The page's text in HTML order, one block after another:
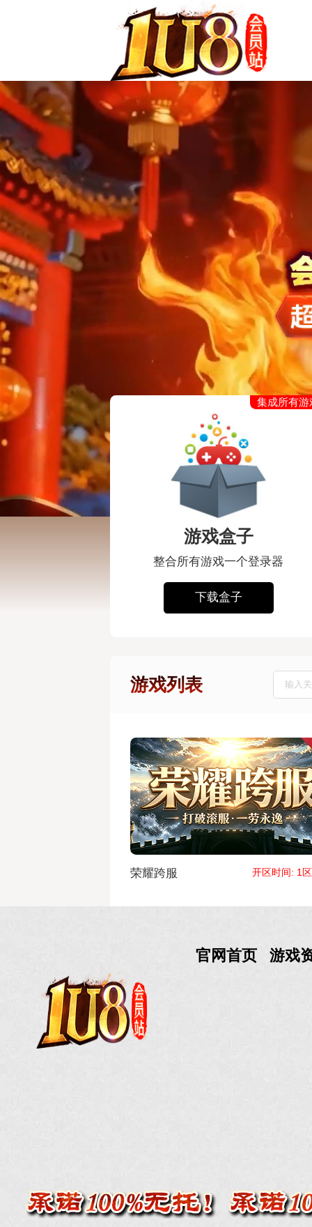
官网首页 游戏